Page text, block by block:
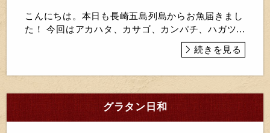
こんにちは。本日も長崎五島列島からお魚届きまし
た！ 今回はアカハタ、カサゴ、カンパチ、ハガツ...
続きを見る
グラタン日和